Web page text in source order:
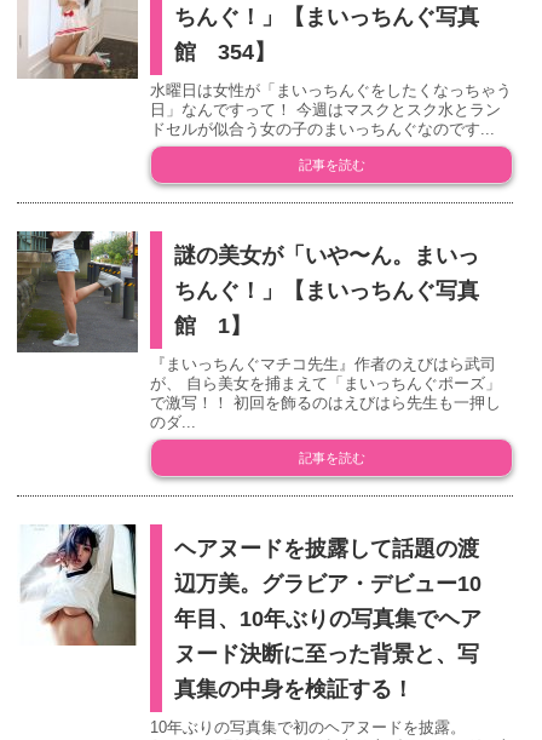
ちんぐ！」【まいっちんぐ写真
館 354】
水曜日は女性が「まいっちんぐをしたくなっちゃう
日」なんですって！ 今週はマスクとスク水とラン
ドセルが似合う女の子のまいっちんぐなのです...
記事を読む
謎の美女が「いや〜ん。まいっ
ちんぐ！」【まいっちんぐ写真
館 1】
『まいっちんぐマチコ先生』作者のえびはら武司
が、 自ら美女を捕まえて「まいっちんぐポーズ」
で激写！！ 初回を飾るのはえびはら先生も一押し
のダ...
記事を読む
ヘアヌードを披露して話題の渡
辺万美。グラビア・デビュー10
年目、10年ぶりの写真集でヘア
ヌード決断に至った背景と、写
真集の中身を検証する！
10年ぶりの写真集で初のヘアヌードを披露。